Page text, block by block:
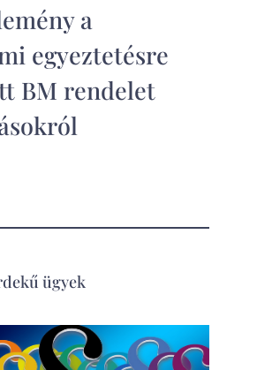
a
egyeztetésre
BM rendelet
ügyek